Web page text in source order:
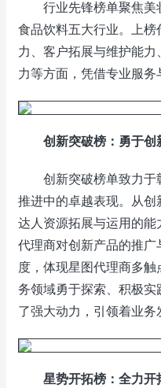
行业先锋榜单聚焦美
食品饮料五大行业。上
力、客户拓展与维护能
力等方面，凭借专业服务
创新突破榜：勇于创
创新突破榜单致力于
推进中的卓越表现。从
达人资源拓展与运用的
代理商对创新产品的推
度，体现星图代理商多
务领域勇于探索、积极实
了强大动力，引领着业务
星势开拓榜：全力开